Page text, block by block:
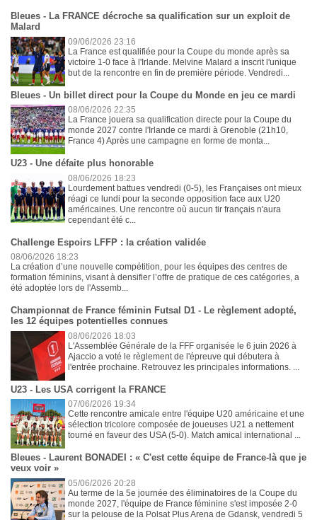
Bleues - La FRANCE décroche sa qualification sur un exploit de
Malard
09/06/2026 23:16
La France est qualifiée pour la Coupe du monde après sa
victoire 1-0 face à l'Irlande. Melvine Malard a inscrit l'unique
but de la rencontre en fin de première période. Vendredi...
Bleues - Un billet direct pour la Coupe du Monde en jeu ce mardi
08/06/2026 22:35
La France jouera sa qualification directe pour la Coupe du
monde 2027 contre l'Irlande ce mardi à Grenoble (21h10,
France 4) Après une campagne en forme de monta...
U23 - Une défaite plus honorable
08/06/2026 18:23
Lourdement battues vendredi (0-5), les Françaises ont mieux
réagi ce lundi pour la seconde opposition face aux U20
américaines. Une rencontre où aucun tir français n'aura
cependant été c...
Challenge Espoirs LFFP : la création validée
08/06/2026 18:23
La création d’une nouvelle compétition, pour les équipes des centres de
formation féminins, visant à densifier l’offre de pratique de ces catégories, a
été adoptée lors de l'Assemb...
Championnat de France féminin Futsal D1 - Le règlement adopté,
les 12 équipes potentielles connues
08/06/2026 18:03
L'Assemblée Générale de la FFF organisée le 6 juin 2026 à
Ajaccio a voté le règlement de l'épreuve qui débutera à
l'entrée prochaine. Retrouvez les principales informations. ...
U23 - Les USA corrigent la FRANCE
07/06/2026 19:34
Cette rencontre amicale entre l'équipe U20 américaine et une
sélection tricolore composée de joueuses U21 a nettement
tourné en faveur des USA (5-0). Match amical international ...
Bleues - Laurent BONADEI : « C'est cette équipe de France-là que je
veux voir »
05/06/2026 20:28
Au terme de la 5e journée des éliminatoires de la Coupe du
monde 2027, l'équipe de France féminine s'est imposée 2-0
sur la pelouse de la Polsat Plus Arena de Gdansk, vendredi 5